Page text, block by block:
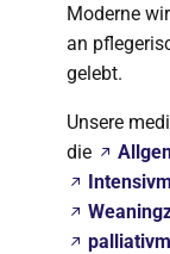
Moderne
an
gelebt.
Unsere
die